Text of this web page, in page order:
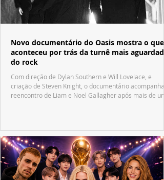
Novo documentário do Oasis mostra o que
aconteceu por trás da turnê mais aguardada
do rock
Com direção de Dylan Southern e Will Lovelace, e
criação de Steven Knight, o documentário acompanha
reencontro de Liam e Noel Gallagher após mais de